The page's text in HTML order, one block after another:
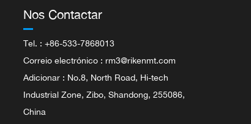
Nos Contactar
Tel. : +86-533-7868013
Correio electrónico : rm3@rikenmt.com
Adicionar : No.8, North Road, Hi-tech
Industrial Zone, Zibo, Shandong, 255086,
China